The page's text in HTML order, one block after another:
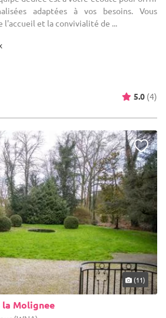
adaptées à vos besoins. Vous
l'accueil et la convivialité de ...
5.0 (4)
(11)
la Molignee